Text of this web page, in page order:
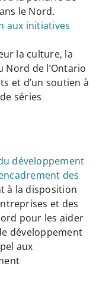
le Nord.
aux initiatives
la culture, la
Nord de l’Ontario
et d’un soutien à
séries
développement
des
à la disposition
et des
pour les aider
développement
aux